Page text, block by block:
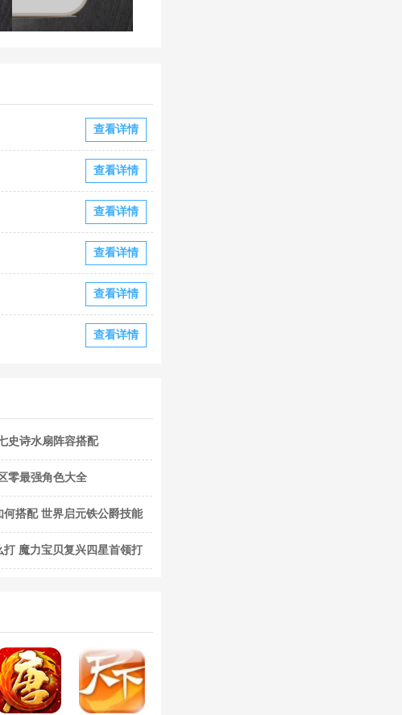
查看详情
查看详情
查看详情
查看详情
查看详情
查看详情
史诗水扇阵容搭配
零最强角色大全
搭配 世界启元铁公爵技能
魔力宝贝复兴四星首领打